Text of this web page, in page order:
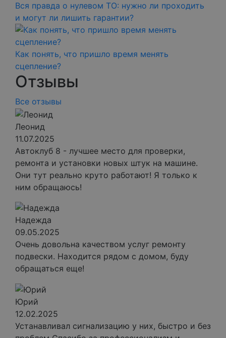
Вся правда о нулевом ТО: нужно ли проходить
и могут ли лишить гарантии?
Как понять, что пришло время менять
сцепление?
Отзывы
Все отзывы
Леонид
11.07.2025
Автоклуб 8 - лучшее место для проверки,
ремонта и установки новых штук на машине.
Они тут реально круто работают! Я только к
ним обращаюсь!
Надежда
09.05.2025
Очень довольна качеством услуг ремонту
подвески. Находится рядом с домом, буду
обращаться еще!
Юрий
12.02.2025
Устанавливал сигнализацию у них, быстро и без